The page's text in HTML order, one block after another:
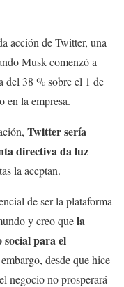
acción de Twitter, una
Musk comenzó a
del 38 % sobre el 1 de
en la empresa.
Twitter sería
directiva da luz
la aceptan.
de ser la plataforma
y creo quela
social para el
desde que hice
negocio no prosperará